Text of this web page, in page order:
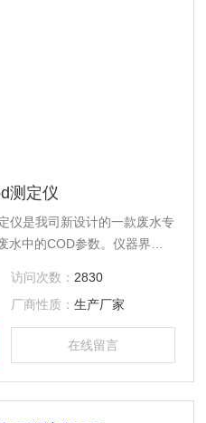
测定仪
仪是我司新设计的一款废水专
水中的COD参数。仪器界面
统手工转动的误差因素。该
加检测参数提供了便利性。
访问次数： 2830
厂商性质： 生产厂家
在线留言